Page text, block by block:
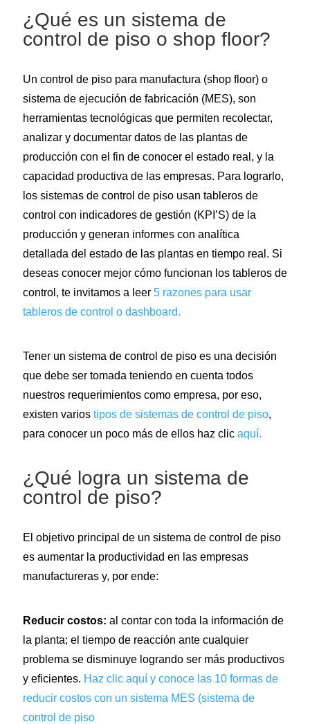
¿Qué es un sistema de
control de piso o shop floor?
Un control de piso para manufactura (shop floor) o
sistema de ejecución de fabricación (MES), son
herramientas tecnológicas que permiten recolectar,
analizar y documentar datos de las plantas de
producción con el fin de conocer el estado real, y la
capacidad productiva de las empresas. Para lograrlo,
los sistemas de control de piso usan tableros de
control con indicadores de gestión (KPI’S) de la
producción y generan informes con analítica
detallada del estado de las plantas en tiempo real. Si
deseas conocer mejor cómo funcionan los tableros de
control, te invitamos a leer 5 razones para usar
tableros de control o dashboard.
Tener un sistema de control de piso es una decisión
que debe ser tomada teniendo en cuenta todos
nuestros requerimientos como empresa, por eso,
existen varios tipos de sistemas de control de piso,
para conocer un poco más de ellos haz clic aquí.
¿Qué logra un sistema de
control de piso?
El objetivo principal de un sistema de control de piso
es aumentar la productividad en las empresas
manufactureras y, por ende:
Reducir costos: al contar con toda la información de
la planta; el tiempo de reacción ante cualquier
problema se disminuye logrando ser más productivos
y eficientes. Haz clic aquí y conoce las 10 formas de
reducir costos con un sistema MES (sistema de
control de piso